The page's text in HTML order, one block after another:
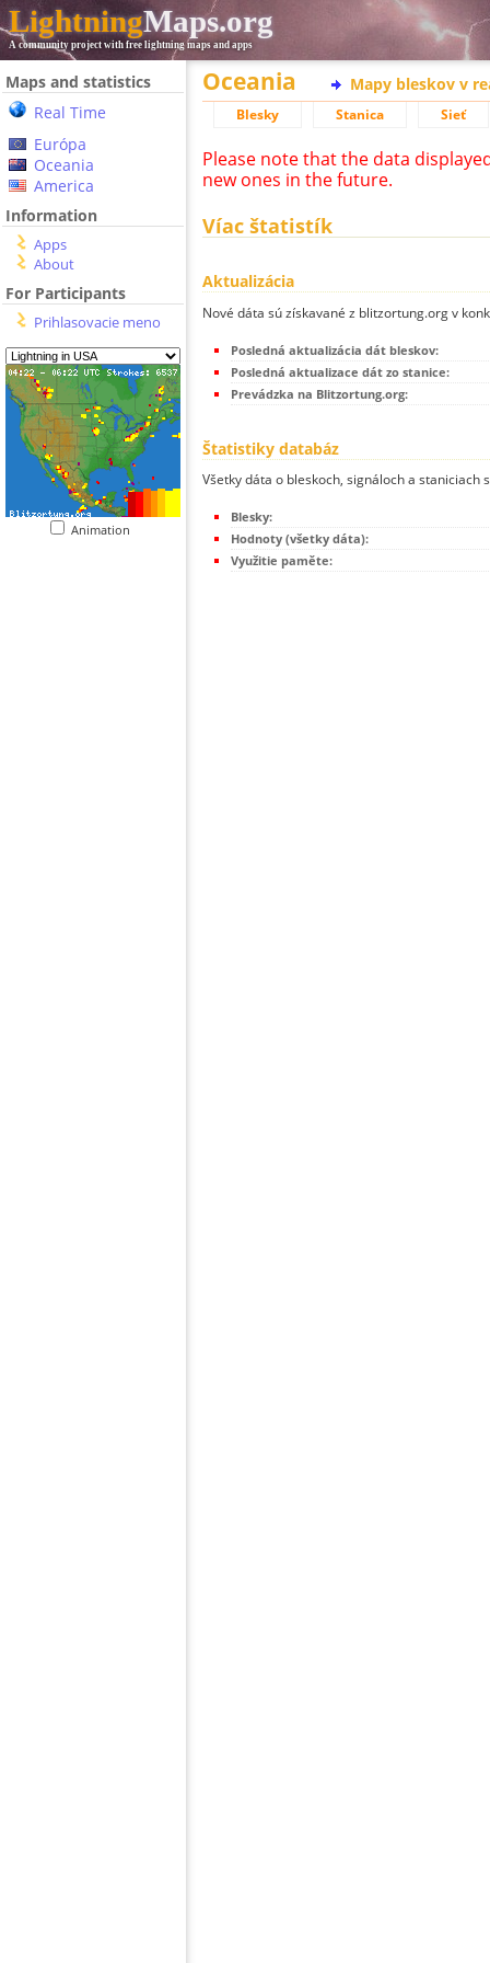
LightningMaps.org
A community project with free lightning maps and apps
Maps and statistics
Real Time
Európa
Oceania
America
Information
Apps
About
For Participants
Prihlasovacie meno
Animation
Oceania Mapy bleskov v
Blesky Stanica Sieť
Please note that the data
new ones in the future.
Víac štatistík
Aktualizácia
Nové dáta sú získavané z blitzortung.org v
Posledná aktualizácia dát bleskov:
Posledná aktualizace dát zo stanice:
Prevádzka na Blitzortung.org:
Štatistiky databáz
Všetky dáta o bleskoch, signáloch a
Blesky:
Hodnoty (všetky dáta):
Využitie paměte: